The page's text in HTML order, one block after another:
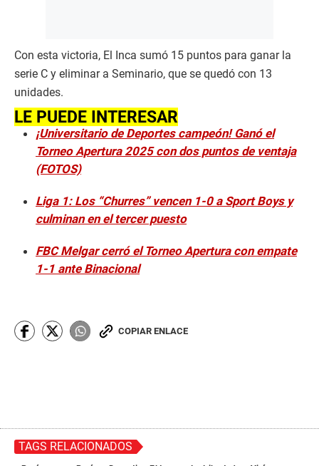
Con esta victoria, El Inca sumó 15 puntos para ganar la
serie C y eliminar a Seminario, que se quedó con 13
unidades.
LE PUEDE INTERESAR
¡Universitario de Deportes campeón! Ganó el
Torneo Apertura 2025 con dos puntos de ventaja
(FOTOS)
Liga 1: Los “Churres” vencen 1-0 a Sport Boys y
culminan en el tercer puesto
FBC Melgar cerró el Torneo Apertura con empate
1-1 ante Binacional
COPIAR ENLACE
TAGS RELACIONADOS